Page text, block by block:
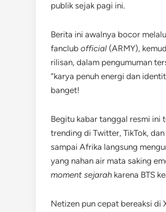
publik sejak pagi ini.
Berita ini awalnya bocor
fanclub official (ARMY),
rilisan, dalam pengumuman
“karya penuh energi dan
banget!
Begitu kabar tanggal resmi ini
trending di Twitter, TikTok,
sampai Afrika langsung
yang nahan air mata saking
moment sejarah karena BTS
Netizen pun cepat bereaksi di